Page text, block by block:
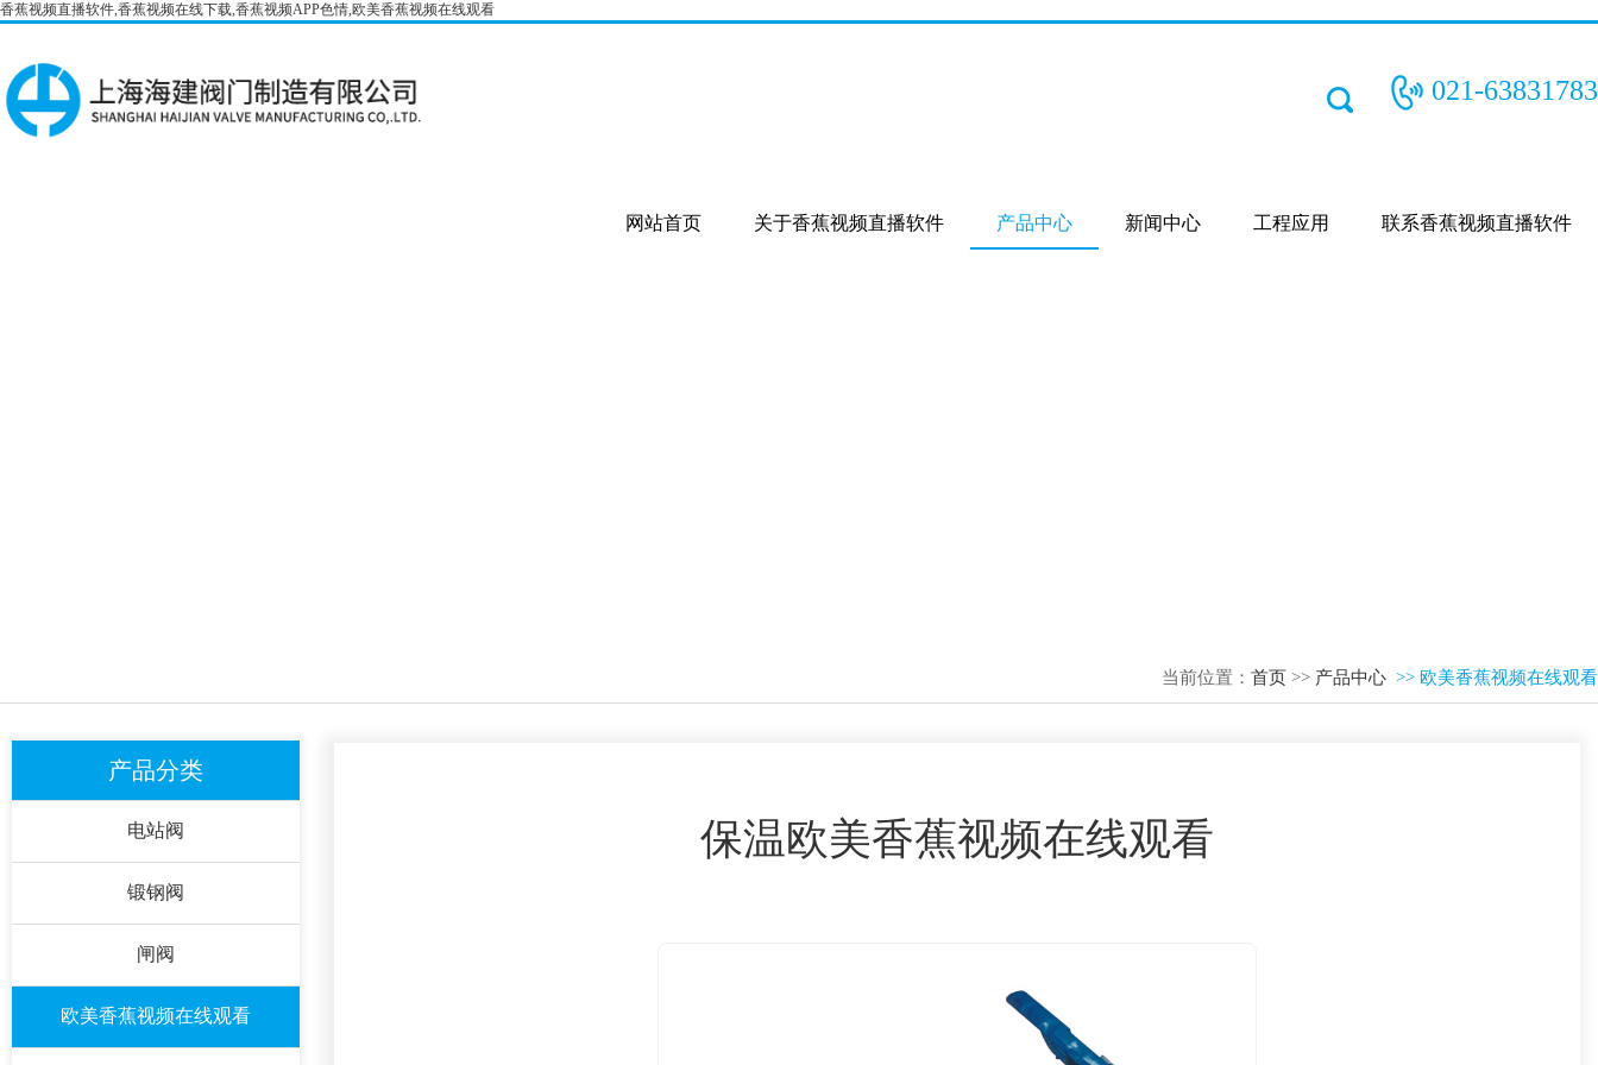
香蕉视频直播软件,香蕉视频在线下载,香蕉视频APP色情,欧美香蕉视频在线观看
021-63831783
网站首页 关于香蕉视频直播软件 产品中心 新闻中心 工程应用 联系香蕉视频直播软件
当前位置： 首页 >> 产品中心 >> 欧美香蕉视频在线观看
产品分类
电站阀
锻钢阀
闸阀
欧美香蕉视频在线观看
保温欧美香蕉视频在线观看